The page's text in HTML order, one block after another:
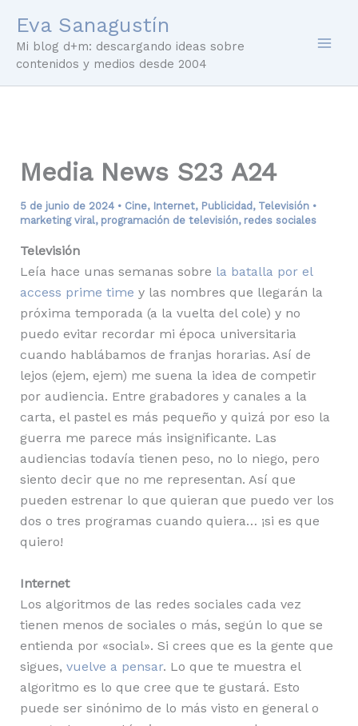
contenido
Eva Sanagustín
Mi blog d+m: descargando ideas sobre
contenidos y medios desde 2004
Media News S23 A24
5 de junio de 2024 • Cine, Internet, Publicidad , Televisión•
marketing viral, programación de televisión, redes sociales
Televisión
Leía hace unas semanas sobre la batalla por el
access prime time y las nombres que llegarán la
próxima temporada (a la vuelta del cole) y no
puedo evitar recordar mi época universitaria
cuando hablábamos de franjas horarias. Así de
lejos (ejem, ejem) me suena la idea de competir
por audiencia. Entre grabadores y canales a la
carta, el pastel es más pequeño y quizá por eso la
guerra me parece más insignificante. Las
audiencias todavía tienen peso, no lo niego, pero
siento decir que no me representan. Así que
pueden estrenar lo que quieran que puedo ver los
dos o tres programas cuando quiera… ¡si es que
quiero!
Internet
Los algoritmos de las redes sociales cada vez
tienen menos de sociales o más, según lo que se
entienda por «social». Si crees que es la gente que
sigues, vuelve a pensar. Lo que te muestra el
algoritmo es lo que cree que te gustará. Esto
puede ser sinónimo de lo más visto en general o